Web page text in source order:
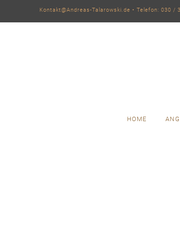
Kontakt@Andreas-Talarowski.de • Telefon: 030 /
HOME